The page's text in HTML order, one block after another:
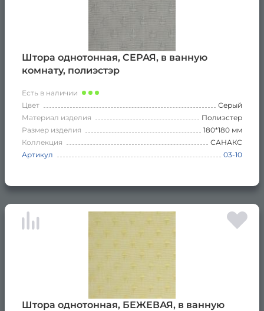
Штора однотонная, СЕРАЯ, в ванную
комнату, полиэстэр
Есть в наличии
Цвет
Серый
Материал изделия
Полиэстер
Размер изделия
180*180 мм
Коллекция
САНАКС
Артикул
03-10
Штора однотонная, БЕЖЕВАЯ, в ванную